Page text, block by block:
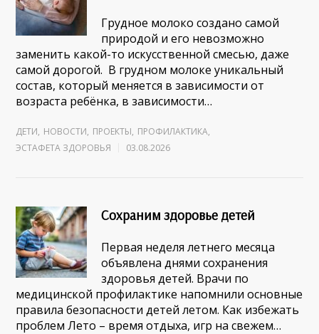
Грудное молоко создано самой
природой и его невозможно
заменить какой-то искусственной смесью, даже
самой дорогой. В грудном молоке уникальный
состав, который меняется в зависимости от
возраста ребёнка, в зависимости…
ДЕТИ, НОВОСТИ, ПРОЕКТЫ, ПРОФИЛАКТИКА,
ЭСТАФЕТА ЗДОРОВЬЯ
03.08.2026
Сохраним здоровье детей
Первая неделя летнего месяца
объявлена днями сохранения
здоровья детей. Врачи по
медицинской профилактике напомнили основные
правила безопасности детей летом. Как избежать
проблем Лето – время отдыха, игр на свежем…